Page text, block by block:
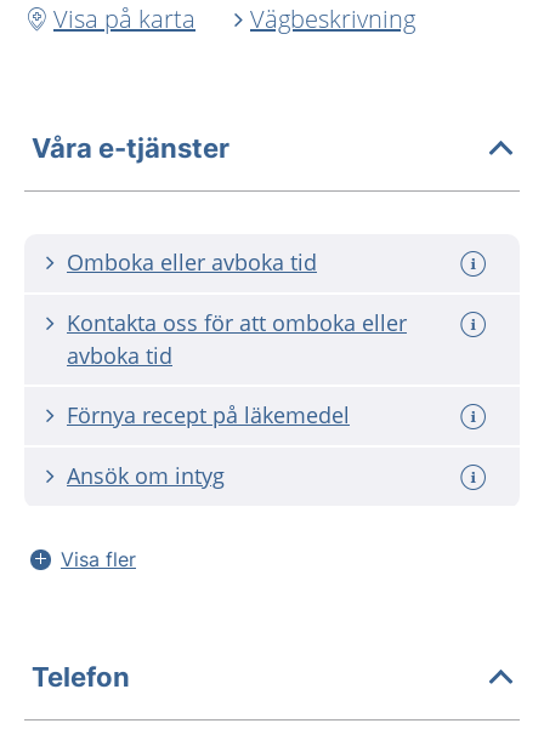
Visa på karta
Vägbeskrivning
Våra e-tjänster
Omboka eller avboka tid
Kontakta oss för att omboka eller
avboka tid
Förnya recept på läkemedel
Ansök om intyg
Visa fler
Telefon